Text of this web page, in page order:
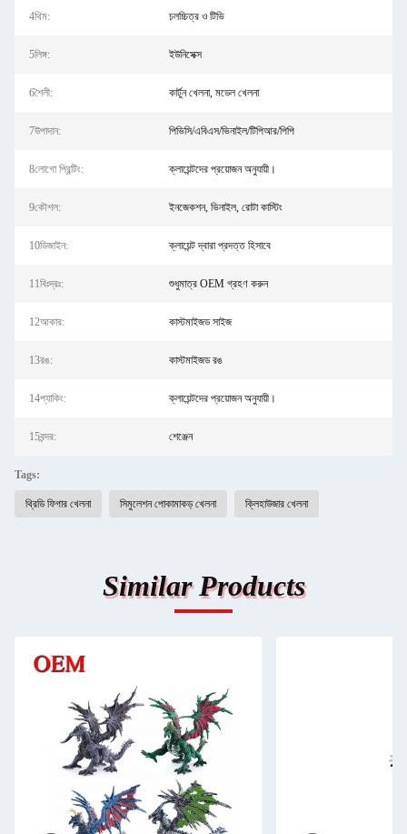
4থিম: চলচ্চিত্র ও টিভি
5লিঙ্গ: ইউনিসেক্স
6শৈলী: কার্টুন খেলনা, মডেল খেলনা
7উপাদান: পিভিসি/এবিএস/ভিনাইল/টিপিআর/পিপি
8লোগো প্রিন্টিং: ক্লায়েন্টদের প্রয়োজন অনুযায়ী।
9কৌশল: ইনজেকশন, ভিনাইল, রোটা কাস্টিং
10ডিজাইন: ক্লায়েন্ট দ্বারা প্রদত্ত হিসাবে
11বিঃদ্রঃ: শুধুমাত্র OEM গ্রহণ করুন
12আকার: কাস্টমাইজড সাইজ
13রঙ: কাস্টমাইজড রঙ
14প্যাকিং: ক্লায়েন্টদের প্রয়োজন অনুযায়ী।
15বন্দর: শেঞ্জেন
Tags:
থ্রিডি ফিগার খেলনা সিমুলেশন পোকামাকড় খেলনা ক্লিহাউজার খেলনা
Similar Products